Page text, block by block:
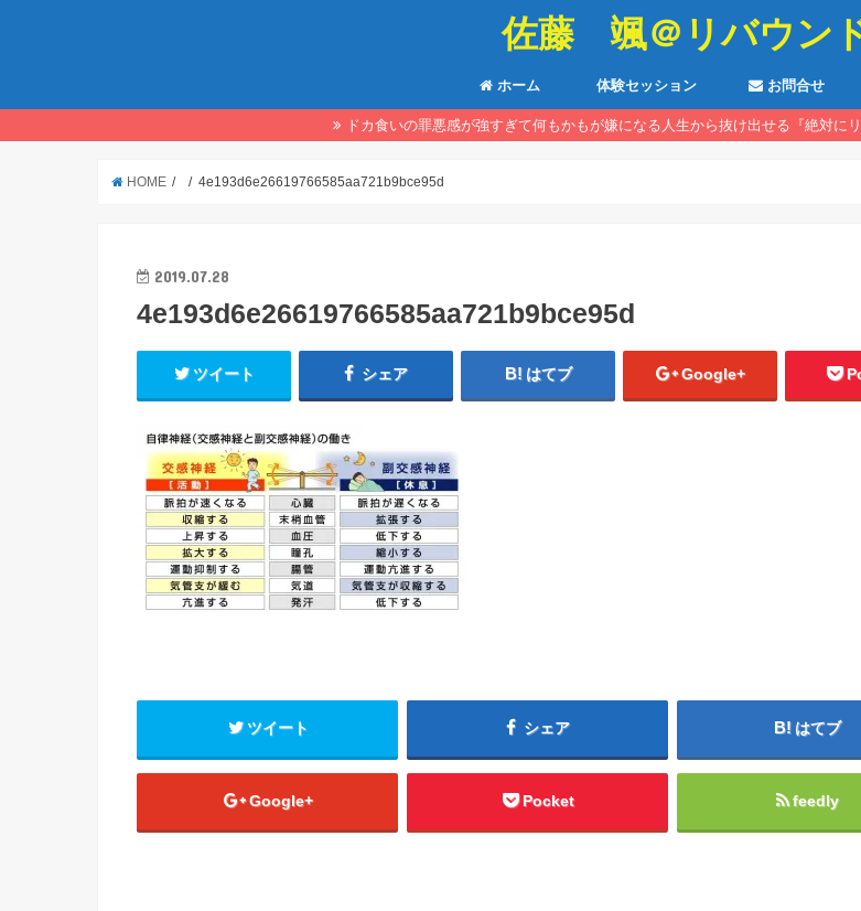
佐藤 颯＠リバウン
ホーム 体験セッション お問合せ
ドカ食いの罪悪感が強すぎて何もかもが嫌になる人生から抜け出せる『絶対に
HOME 4e193d6e26619766585aa721b9bce95d
2019.07.28
4e193d6e26619766585aa721b9bce95d
ツイート シェア はてブ Google+
ツイート シェア はてブ
Google+ Pocket feedly